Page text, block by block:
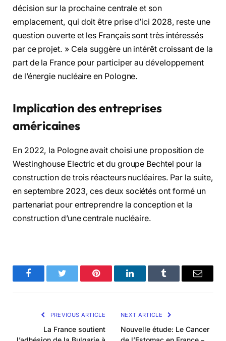
décision sur la prochaine centrale et son
emplacement, qui doit être prise d’ici 2028, reste une
question ouverte et les Français sont très intéressés
par ce projet. » Cela suggère un intérêt croissant de la
part de la France pour participer au développement
de l’énergie nucléaire en Pologne.
Implication des entreprises
américaines
En 2022, la Pologne avait choisi une proposition de
Westinghouse Electric et du groupe Bechtel pour la
construction de trois réacteurs nucléaires. Par la suite,
en septembre 2023, ces deux sociétés ont formé un
partenariat pour entreprendre la conception et la
construction d’une centrale nucléaire.
FacebookTwitter Pinterest LinkedInTumblr Email
PREVIOUS ARTICLE
La France soutient
NEXT ARTICLE
Nouvelle étude: Le Cancer